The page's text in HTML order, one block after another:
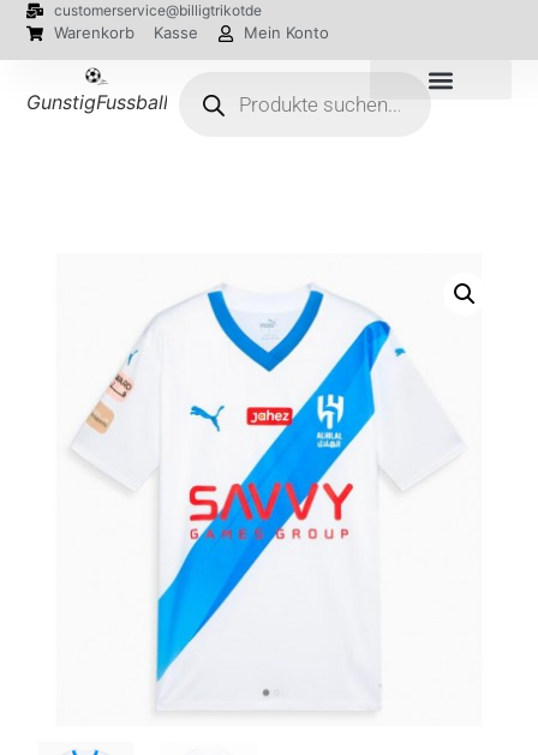
customerservice@billigtrikotde
Warenkorb Kasse Mein Konto
GunstigFussballTrikot